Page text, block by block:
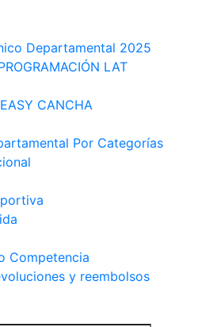
Departamental 2025
LAT
CANCHA
Por Categorías
Competencia
y reembolsos